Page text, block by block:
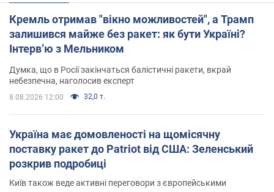
Кремль отримав "вікно можливостей", а Трамп
залишився майже без ракет: як бути Україні?
Інтерв’ю з Мельником
Думка, що в Росії закінчаться балістичні ракети, вкрай
небезпечна, наголосив експерт
8.08.2026 12:00 32,0 т.
Україна має домовленості на щомісячну
поставку ракет до Patriot від США: Зеленський
розкрив подробиці
Київ також веде активні переговори з європейськими